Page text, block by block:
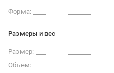
Форма:
Размеры и вес
Размер:
Объем: